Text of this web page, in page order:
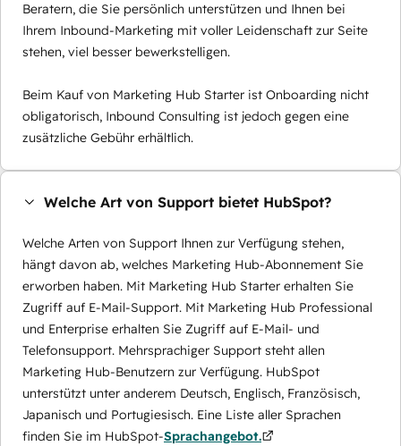
Beratern, die Sie persönlich unterstützen und Ihnen bei
Ihrem Inbound-Marketing mit voller Leidenschaft zur Seite
stehen, viel besser bewerkstelligen.
Beim Kauf von Marketing Hub Starter ist Onboarding nicht
obligatorisch, Inbound Consulting ist jedoch gegen eine
zusätzliche Gebühr erhältlich.
Welche Art von Support bietet HubSpot?
Welche Arten von Support Ihnen zur Verfügung stehen,
hängt davon ab, welches Marketing Hub-Abonnement Sie
erworben haben. Mit Marketing Hub Starter erhalten Sie
Zugriff auf E-Mail-Support. Mit Marketing Hub Professional
und Enterprise erhalten Sie Zugriff auf E-Mail- und
Telefonsupport. Mehrsprachiger Support steht allen
Marketing Hub-Benutzern zur Verfügung. HubSpot
unterstützt unter anderem Deutsch, Englisch, Französisch,
Japanisch und Portugiesisch. Eine Liste aller Sprachen
finden Sie im HubSpot-Sprachangebot.